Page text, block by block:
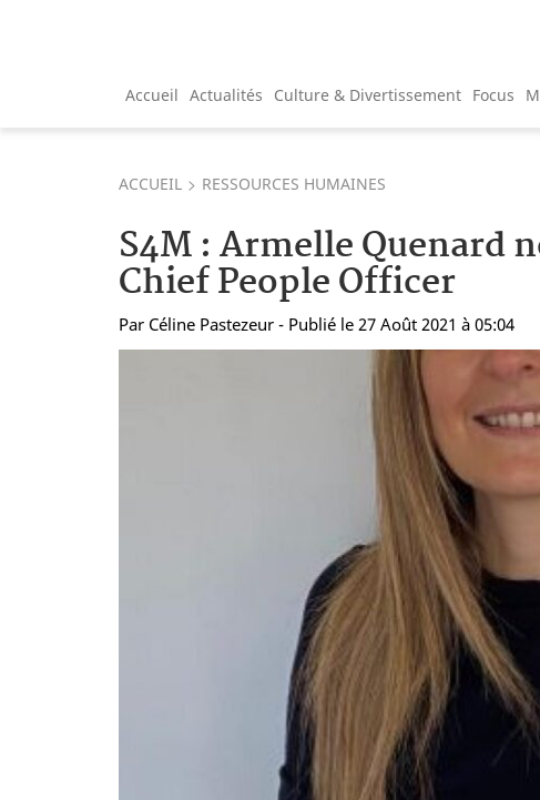
Accueil Actualités Culture & Divertissement Focus
ACCUEIL RESSOURCES HUMAINES
S4M : Armelle Quenard
Chief People Officer
Par Céline Pastezeur - Publié le 27 Août 2021 à 05:04